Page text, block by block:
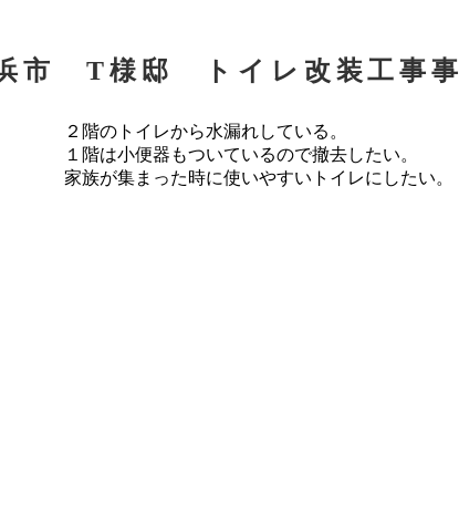
市 T様邸 トイレ改装工事
２階のトイレから水漏れしている。
１階は小便器もついているので撤去したい。
家族が集まった時に使いやすいトイレにしたい。